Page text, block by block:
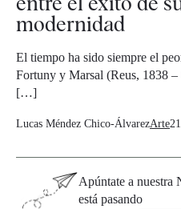
modernidad
El tiempo ha sido siempre el
Fortuny y Marsal (Reus, 1838
[…]
Lucas Méndez Chico-ÁlvarezArte
Apúntate a nuestra
está pasando